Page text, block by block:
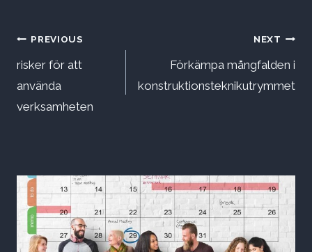
Inläggsnavigering
PREVIOUS
risker för att
använda
verksamheten
NEXT
Förkämpa mångfalden i
konstruktionsteknikutrymmet